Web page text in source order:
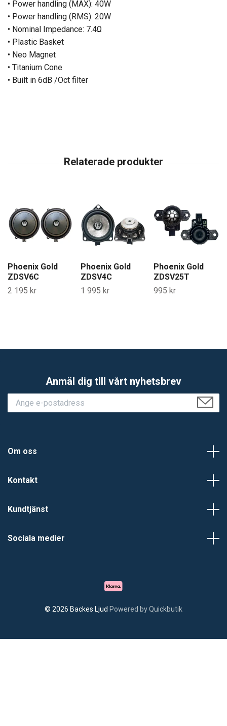
• Power handling (MAX): 40W
• Power handling (RMS): 20W
• Nominal Impedance: 7.4Ω
• Plastic Basket
• Neo Magnet
• Titanium Cone
• Built in 6dB /Oct filter
Phoenix Gold
ZDSV6C
2 195 kr
Phoenix Gold
ZDSV4C
1 995 kr
Phoenix Gold
ZDSV25T
995 kr
Anmäl dig till vårt nyhetsbrev
Om oss
Kontakt
Kundtjänst
Sociala medier
© 2026 Backes Ljud Powered by Quickbutik